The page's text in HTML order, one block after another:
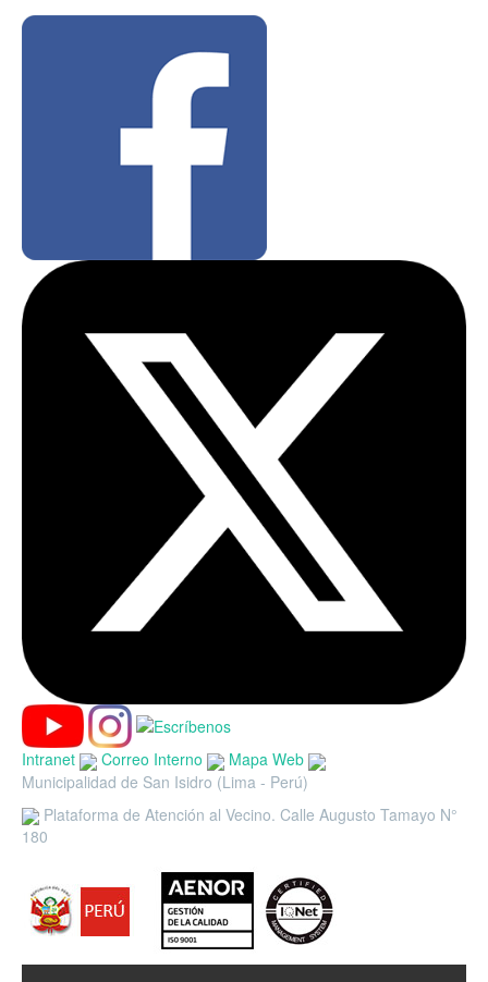
Intranet Correo Interno
Mapa Web
Municipalidad de San Isidro (Lima - Perú)
Plataforma de Atención al Vecino. Calle Augusto Tamayo N°
180